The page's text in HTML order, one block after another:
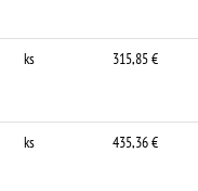
ks 315,85 €
ks 435,36 €